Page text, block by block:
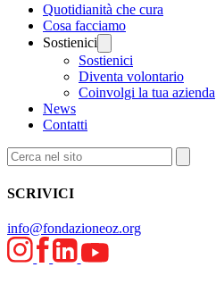
Quotidianità che cura
Cosa facciamo
Sostienici
Sostienici
Diventa volontario
Coinvolgi la tua azienda
News
Contatti
SCRIVICI
info@fondazioneoz.org